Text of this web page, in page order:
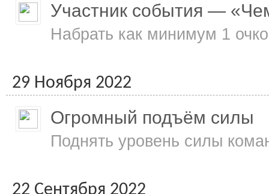
Участник события —
Набрать как минимум 1
29 Ноября 2022
Огромный подъём силы
Поднять уровень силы
22 Сентября 2022